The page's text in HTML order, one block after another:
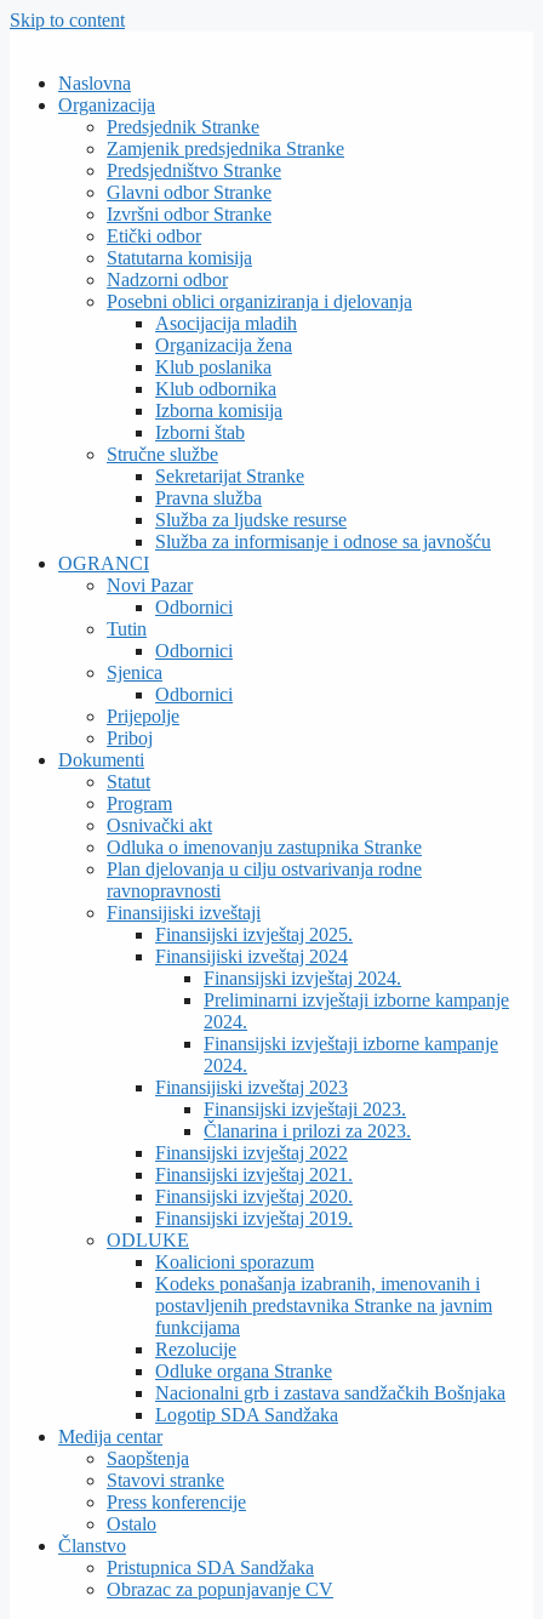
Skip to content
Naslovna
Organizacija
Predsjednik Stranke
Zamjenik predsjednika Stranke
Predsjedništvo Stranke
Glavni odbor Stranke
Izvršni odbor Stranke
Etički odbor
Statutarna komisija
Nadzorni odbor
Posebni oblici organiziranja i djelovanja
Asocijacija mladih
Organizacija žena
Klub poslanika
Klub odbornika
Izborna komisija
Izborni štab
Stručne službe
Sekretarijat Stranke
Pravna služba
Služba za ljudske resurse
Služba za informisanje i odnose sa javnošću
OGRANCI
Novi Pazar
Odbornici
Tutin
Odbornici
Sjenica
Odbornici
Prijepolje
Priboj
Dokumenti
Statut
Program
Osnivački akt
Odluka o imenovanju zastupnika Stranke
Plan djelovanja u cilju ostvarivanja rodne
ravnopravnosti
Finansijiski izveštaji
Finansijski izvještaj 2025.
Finansijiski izveštaj 2024
Finansijski izvještaj 2024.
Preliminarni izvještaji izborne kampanje
2024.
Finansijski izvještaji izborne kampanje
2024.
Finansijiski izveštaj 2023
Finansijski izvještaji 2023.
Članarina i prilozi za 2023.
Finansijski izvještaj 2022
Finansijski izvještaj 2021.
Finansijski izvještaj 2020.
Finansijski izvještaj 2019.
ODLUKE
Koalicioni sporazum
Kodeks ponašanja izabranih, imenovanih i
postavljenih predstavnika Stranke na javnim
funkcijama
Rezolucije
Odluke organa Stranke
Nacionalni grb i zastava sandžačkih Bošnjaka
Logotip SDA Sandžaka
Medija centar
Saopštenja
Stavovi stranke
Press konferencije
Ostalo
Članstvo
Pristupnica SDA Sandžaka
Obrazac za popunjavanje CV